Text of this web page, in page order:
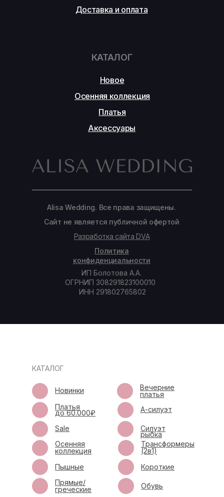
Alisa Wedding. Все права защищены.
Сайт не является публичной офертой
Политика
конфиденциальности
Разработка сайта DVA
Новое
Осенняя коллекция
Платья
Аксессуары
КАТАЛОГ
ИП Болотова А.А.
ОГРНИП 308291823100010
ИНН 291802765802
Доставка и оплата
КАТАЛОГ
Осенняя
коллекция
Вечерние
платья
Силуэт
рыбка
Новинки
Платья
до 60.000₽ А-силуэт
Пышные
Прямые/
греческие
Трансформеры
(2в1)
Короткие
Обувь
Sale